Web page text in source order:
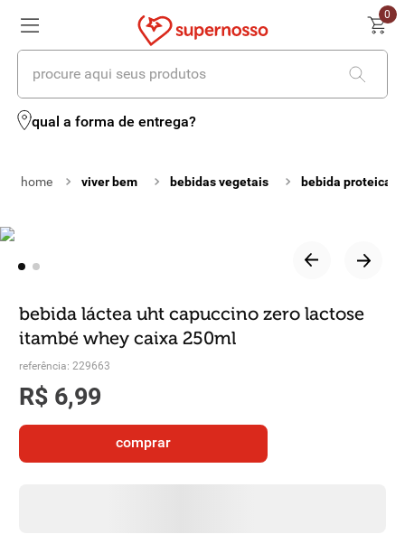
0
procure aqui seus produtos
qual a forma de entrega?
viver bem bebidas vegetais bebida proteica
bebida láctea uht capuccino zero lactose
itambé whey caixa 250ml
referência: 229663
R$ 6,99
comprar
termos mais buscados
2º leite
6º biscoito